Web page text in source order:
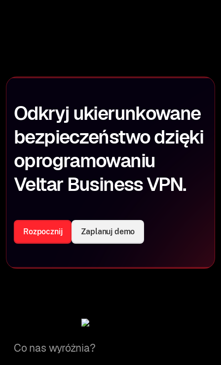
Odkryj ukierunkowane
bezpieczeństwo dzięki
oprogramowaniu
Veltar Business VPN.
Rozpocznij Zaplanuj demo
Co nas wyróżnia?